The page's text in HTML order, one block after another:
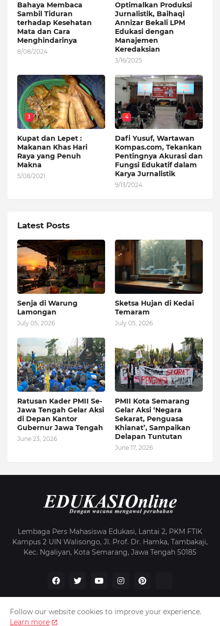
Bahaya Membaca
Sambil Tiduran
terhadap Kesehatan
Mata dan Cara
Menghindarinya
8/08/2024
Optimalkan Produksi
Jurnalistik, Baihaqi
Annizar Bekali LPM
Edukasi dengan
Manajemen
Keredaksian
3/16/2025
3
Kupat dan Lepet :
Makanan Khas Hari
Raya yang Penuh
Makna
5/08/2021
4
Dafi Yusuf, Wartawan
Kompas.com, Tekankan
Pentingnya Akurasi dan
Fungsi Edukatif dalam
Karya Jurnalistik
9/13/2024
Latest Posts
Senja di Warung
Lamongan
July 05, 2026
Sketsa Hujan di Kedai
Temaram
July 05, 2026
Ratusan Kader PMII Se-
Jawa Tengah Gelar Aksi
di Depan Kantor
Gubernur Jawa Tengah
June 23, 2026
PMII Kota Semarang
Gelar Aksi ‘Negara
Sekarat, Penguasa
Khianat’, Sampaikan
Delapan Tuntutan
June 17, 2026
Lembaga Pers Mahasiswa Edukasi, Lantai 2, PKM FTIK
Kampus 2 UIN Walisongo, Jl. Prof. Dr. Hamka, Tambakaji,
Kec. Ngaliyan, Kota Semarang, Jawa Tengah 50185
Follow our website cookies to improve your experience.
Learn more